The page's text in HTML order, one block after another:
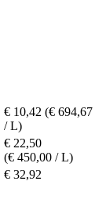
€ 10,42 (€ 694,67
/ L)
€ 22,50
(€ 450,00 / L)
€ 32,92